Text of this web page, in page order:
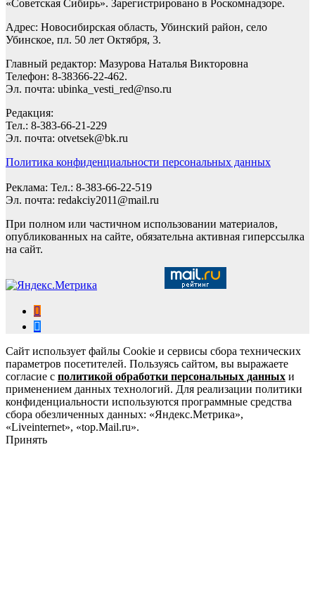
«Советская Сибирь». Зарегистрировано в Роскомнадзоре.
Адрес: Новосибирская область, Убинский район, село
Убинское, пл. 50 лет Октября, 3.
Главный редактор: Мазурова Наталья Викторовна
Телефон: 8-38366-22-462.
Эл. почта: ubinka_vesti_red@nso.ru
Редакция:
Тел.: 8-383-66-21-229
Эл. почта: otvetsek@bk.ru
Политика конфиденциальности персональных данных
Реклама: Тел.: 8-383-66-22-519
Эл. почта: redakciy2011@mail.ru
При полном или частичном использовании материалов,
опубликованных на сайте, обязательна активная гиперссылка
на сайт.
Сайт использует файлы Cookie и сервисы сбора технических
параметров посетителей. Пользуясь сайтом, вы выражаете
согласие с политикой обработки персональных данных и
применением данных технологий. Для реализации политики
конфиденциальности используются программные средства
сбора обезличенных данных: «Яндекс.Метрика»,
«Liveinternet», «top.Mail.ru».
Принять